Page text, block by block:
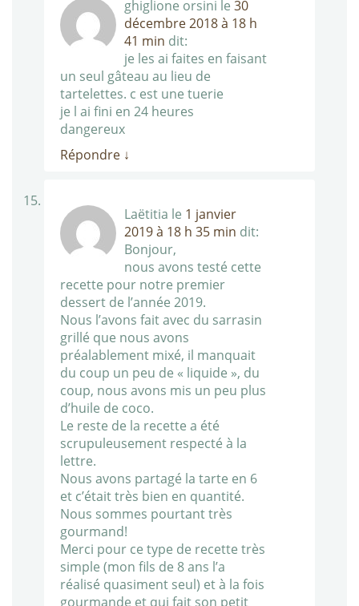
ghiglione orsini le 30
décembre 2018 à 18 h
41 min dit:
je les ai faites en faisant
un seul gâteau au lieu de
tartelettes. c est une tuerie
je l ai fini en 24 heures
dangereux
Répondre ↓
Laëtitia le 1 janvier
2019 à 18 h 35 min dit:
Bonjour,
nous avons testé cette
recette pour notre premier
dessert de l’année 2019.
Nous l’avons fait avec du sarrasin
grillé que nous avons
préalablement mixé, il manquait
du coup un peu de « liquide », du
coup, nous avons mis un peu plus
d’huile de coco.
Le reste de la recette a été
scrupuleusement respecté à la
lettre.
Nous avons partagé la tarte en 6
et c’était très bien en quantité.
Nous sommes pourtant très
gourmand!
Merci pour ce type de recette très
simple (mon fils de 8 ans l’a
réalisé quasiment seul) et à la fois
gourmande et qui fait son petit